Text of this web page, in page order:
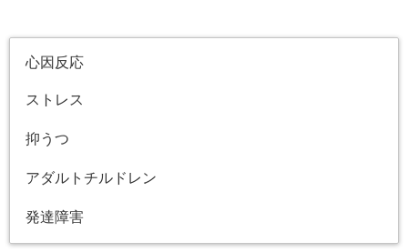
心因反応
ストレス
抑うつ
アダルトチルドレン
発達障害